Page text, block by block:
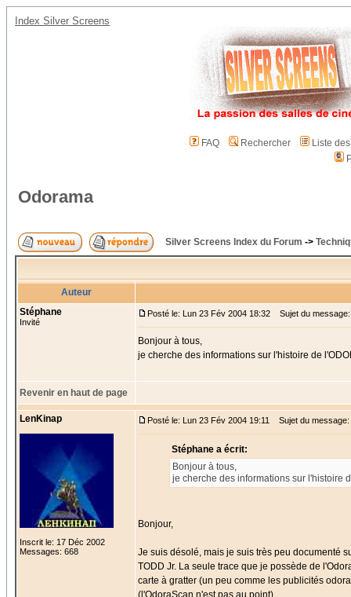
Index Silver Screens
FAQ Rechercher
Liste
Odorama
Silver Screens Index du Forum ->
Auteur
Stéphane
Invité
Posté le: Lun 23 Fév 2004 18:32 Sujet du
Bonjour à tous,
je cherche des informations sur l'histoire de
Revenir en haut de page
LenKinap
Inscrit le: 17 Déc 2002
Messages: 668
Posté le: Lun 23 Fév 2004 19:11 Sujet du
Stéphane a écrit:
Bonjour à tous,
je cherche des informations sur l'histoire
Bonjour,
Je suis désolé, mais je suis très peu documenté
TODD Jr. La seule trace que je possède de
carte à gratter (un peu comme les publicités
(l'OdoraScan n'est pas au point).